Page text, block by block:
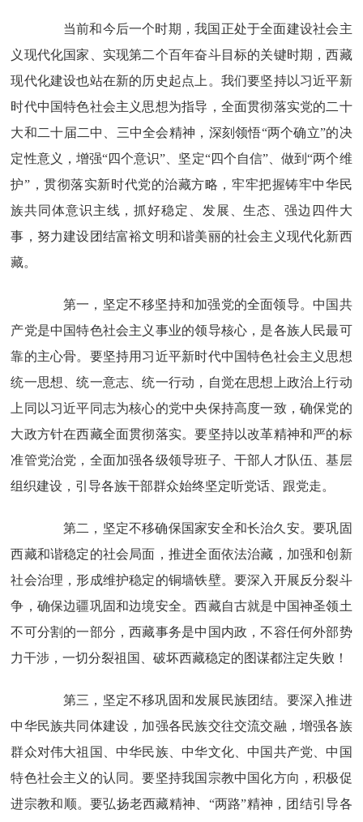
当前和今后一个时期，我国正处于全面建设社会主
义现代化国家、实现第二个百年奋斗目标的关键时期，西藏
现代化建设也站在新的历史起点上。我们要坚持以习近平新
时代中国特色社会主义思想为指导，全面贯彻落实党的二十
大和二十届二中、三中全会精神，深刻领悟“两个确立”的决
定性意义，增强“四个意识”、坚定“四个自信”、做到“两个维
护”，贯彻落实新时代党的治藏方略，牢牢把握铸牢中华民
族共同体意识主线，抓好稳定、发展、生态、强边四件大
事，努力建设团结富裕文明和谐美丽的社会主义现代化新西
藏。
第一，坚定不移坚持和加强党的全面领导。中国共
产党是中国特色社会主义事业的领导核心，是各族人民最可
靠的主心骨。要坚持用习近平新时代中国特色社会主义思想
统一思想、统一意志、统一行动，自觉在思想上政治上行动
上同以习近平同志为核心的党中央保持高度一致，确保党的
大政方针在西藏全面贯彻落实。要坚持以改革精神和严的标
准管党治党，全面加强各级领导班子、干部人才队伍、基层
组织建设，引导各族干部群众始终坚定听党话、跟党走。
第二，坚定不移确保国家安全和长治久安。要巩固
西藏和谐稳定的社会局面，推进全面依法治藏，加强和创新
社会治理，形成维护稳定的铜墙铁壁。要深入开展反分裂斗
争，确保边疆巩固和边境安全。西藏自古就是中国神圣领土
不可分割的一部分，西藏事务是中国内政，不容任何外部势
力干涉，一切分裂祖国、破坏西藏稳定的图谋都注定失败！
第三，坚定不移巩固和发展民族团结。要深入推进
中华民族共同体建设，加强各民族交往交流交融，增强各族
群众对伟大祖国、中华民族、中华文化、中国共产党、中国
特色社会主义的认同。要坚持我国宗教中国化方向，积极促
进宗教和顺。要弘扬老西藏精神、“两路”精神，团结引导各